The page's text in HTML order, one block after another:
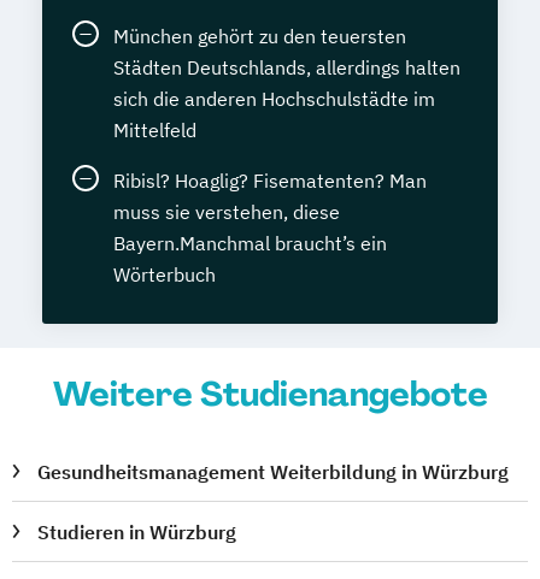
München gehört zu den teuersten
Städten Deutschlands, allerdings halten
sich die anderen Hochschulstädte im
Mittelfeld
Ribisl? Hoaglig? Fisematenten? Man
muss sie verstehen, diese
Bayern.Manchmal braucht’s ein
Wörterbuch
Weitere Studienangebote
Gesundheitsmanagement Weiterbildung in Würzburg
Studieren in Würzburg